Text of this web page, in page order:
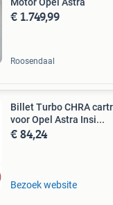
€ 1.749,99
Roosendaal
Billet Turbo CHRA
voor Opel Astra Insi...
€ 84,24
Bezoek website